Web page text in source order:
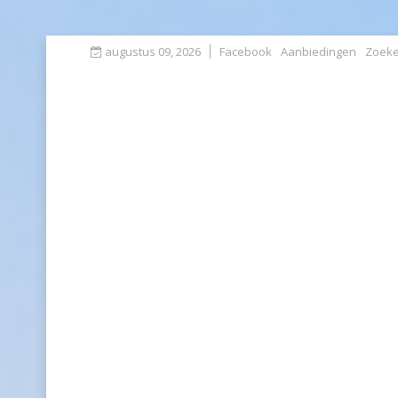
augustus 09, 2026 Facebook Aanbiedingen